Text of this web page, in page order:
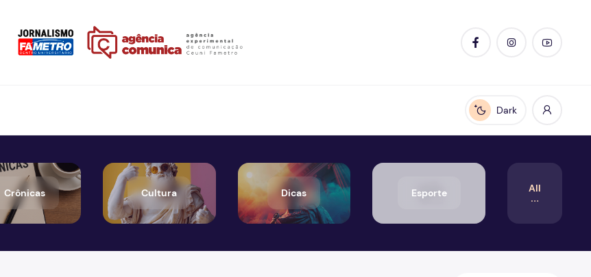
Enable dark mode
Dark
Crônicas Cultura Dicas Esporte All